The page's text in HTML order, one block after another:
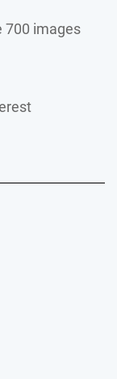
700 images